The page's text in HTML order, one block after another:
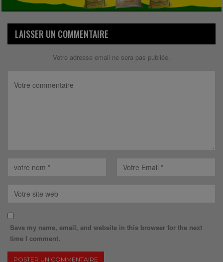
LAISSER UN COMMENTAIRE
Votre adresse email ne sera pas publiée.
Save my name, email, and website in this browser for the next
time I comment.